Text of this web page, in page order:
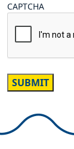
CAPTCHA